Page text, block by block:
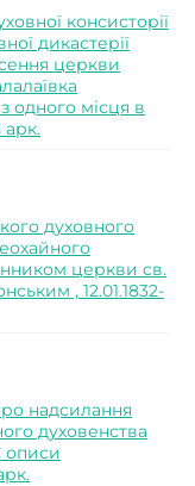
консисторії
дикастерії
церкви
одного місця в
арк.
духовного
церкви св.
, 12.01.1832-
надсилання
духовенства
описи